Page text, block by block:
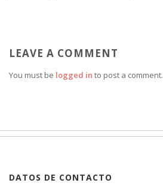
LEAVE A COMMENT
You must be logged in to post a comment.
DATOS DE CONTACTO